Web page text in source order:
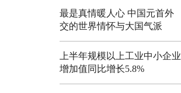
最是真情暖人心 中国元首外
交的世界情怀与大国气派
上半年规模以上工业中小企业
增加值同比增长5.8%